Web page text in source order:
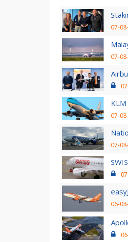
07-
07-
07-
07-
06-